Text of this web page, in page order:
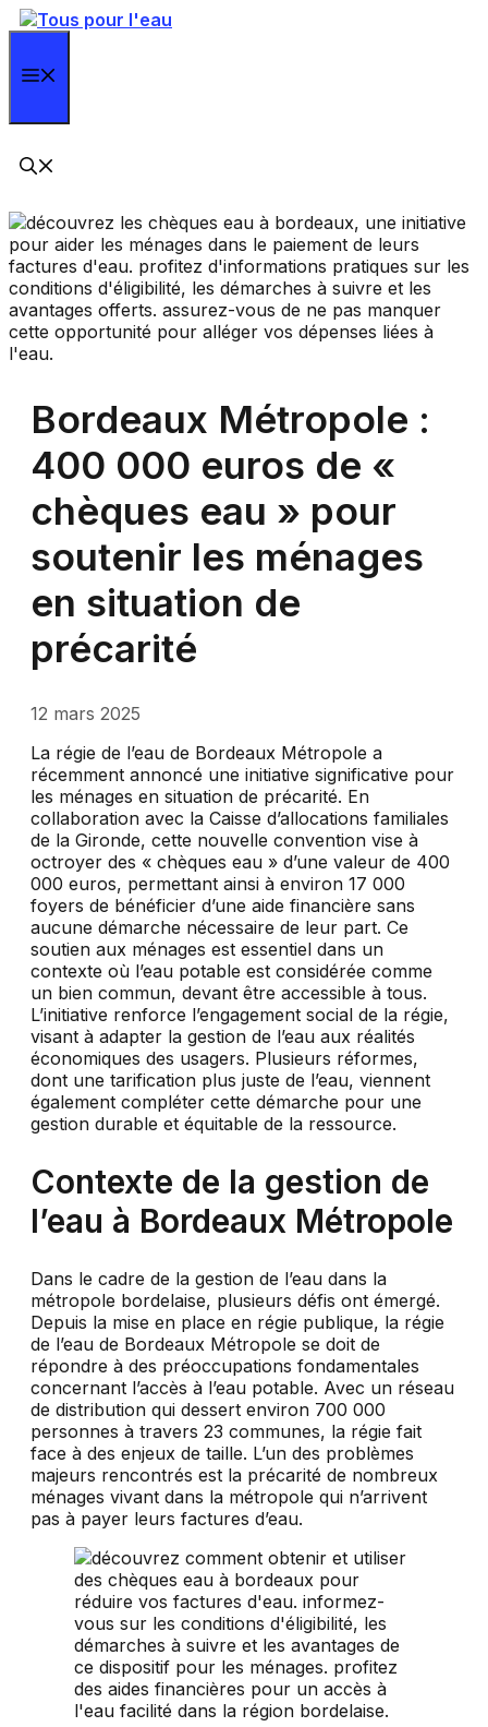
Aller
Bordeaux Métropole :
400 000 euros de «
chèques eau » pour
soutenir les ménages
en situation de
précarité
12 mars 2025
La régie de l’eau de Bordeaux Métropole a
récemment annoncé une initiative significative pour
les ménages en situation de précarité. En
collaboration avec la Caisse d’allocations familiales
de la Gironde, cette nouvelle convention vise à
octroyer des « chèques eau » d’une valeur de 400
000 euros, permettant ainsi à environ 17 000
foyers de bénéficier d’une aide financière sans
aucune démarche nécessaire de leur part. Ce
soutien aux ménages est essentiel dans un
contexte où l’eau potable est considérée comme
un bien commun, devant être accessible à tous.
L’initiative renforce l’engagement social de la régie,
visant à adapter la gestion de l’eau aux réalités
économiques des usagers. Plusieurs réformes,
dont une tarification plus juste de l’eau, viennent
également compléter cette démarche pour une
gestion durable et équitable de la ressource.
Contexte de la gestion de
l’eau à Bordeaux Métropole
Dans le cadre de la gestion de l’eau dans la
métropole bordelaise, plusieurs défis ont émergé.
Depuis la mise en place en régie publique, la régie
de l’eau de Bordeaux Métropole se doit de
répondre à des préoccupations fondamentales
concernant l’accès à l’eau potable. Avec un réseau
de distribution qui dessert environ 700 000
personnes à travers 23 communes, la régie fait
face à des enjeux de taille. L’un des problèmes
majeurs rencontrés est la précarité de nombreux
ménages vivant dans la métropole qui n’arrivent
pas à payer leurs factures d’eau.